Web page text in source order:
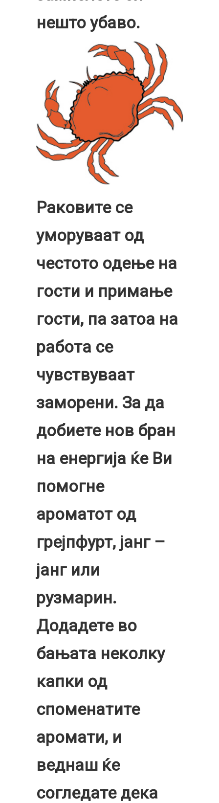
нешто убаво.
Раковите се
уморуваат од
честото одење на
гости и примање
гости, па затоа на
работа се
чувствуваат
заморени. За да
добиете нов бран
на енергија ќе Ви
помогне
ароматот од
грејпфурт, јанг –
јанг или
рузмарин.
Додадете во
бањата неколку
капки од
споменатите
аромати, и
веднаш ќе
согледате дека